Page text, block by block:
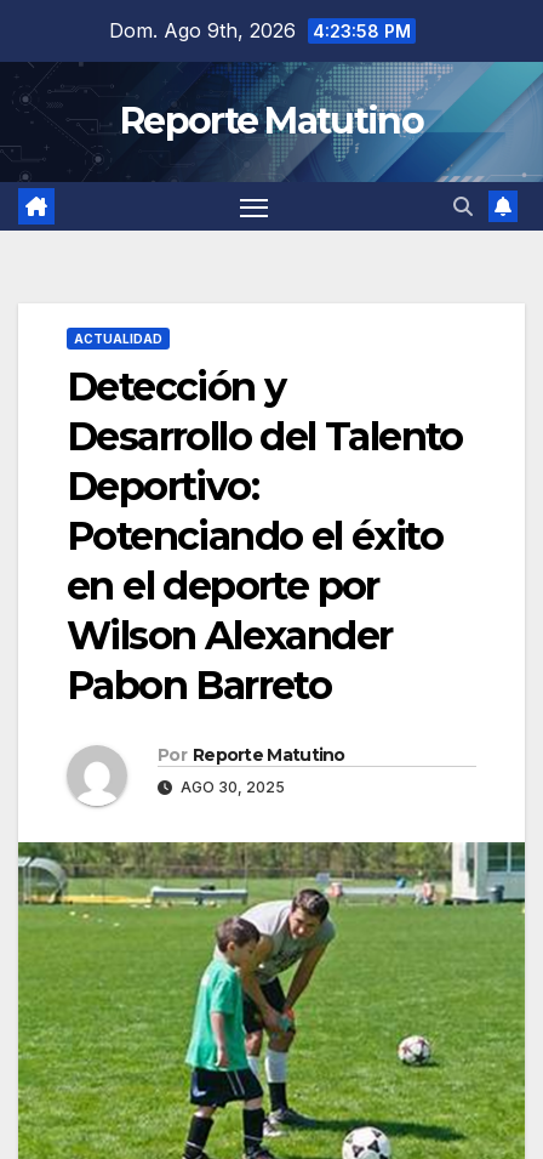
contenido
Dom. Ago 9th, 2026 4:23:59 PM
Reporte Matutino
ACTUALIDAD
Detección y
Desarrollo del Talento
Deportivo:
Potenciando el éxito
en el deporte por
Wilson Alexander
Pabon Barreto
Por Reporte Matutino
AGO 30, 2025